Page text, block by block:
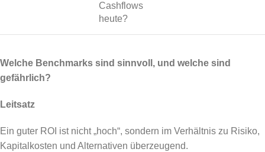
Cashflows
heute?
Welche Benchmarks sind sinnvoll, und welche sind
gefährlich?
Leitsatz
Ein guter ROI ist nicht „hoch“, sondern im Verhältnis zu Risiko,
Kapitalkosten und Alternativen überzeugend.